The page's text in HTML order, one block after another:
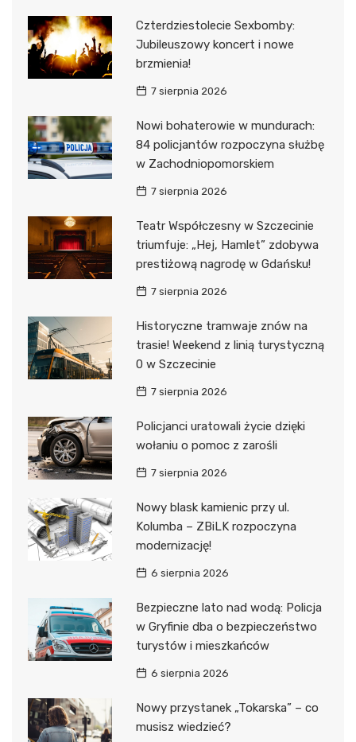
Czterdziestolecie Sexbomby:
Jubileuszowy koncert i nowe
brzmienia!
7 sierpnia 2026
Nowi bohaterowie w mundurach:
84 policjantów rozpoczyna służbę
w Zachodniopomorskiem
7 sierpnia 2026
Teatr Współczesny w Szczecinie
triumfuje: „Hej, Hamlet” zdobywa
prestiżową nagrodę w Gdańsku!
7 sierpnia 2026
Historyczne tramwaje znów na
trasie! Weekend z linią turystyczną
0 w Szczecinie
7 sierpnia 2026
Policjanci uratowali życie dzięki
wołaniu o pomoc z zarośli
7 sierpnia 2026
Nowy blask kamienic przy ul.
Kolumba – ZBiLK rozpoczyna
modernizację!
6 sierpnia 2026
Bezpieczne lato nad wodą: Policja
w Gryfinie dba o bezpieczeństwo
turystów i mieszkańców
6 sierpnia 2026
Nowy przystanek „Tokarska” – co
musisz wiedzieć?